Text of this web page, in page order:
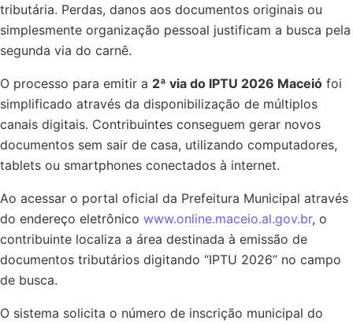
tributária. Perdas, danos aos documentos originais ou
simplesmente organização pessoal justificam a busca pela
segunda via do carnê.
O processo para emitir a 2ª via do IPTU 2026 Maceió foi
simplificado através da disponibilização de múltiplos
canais digitais. Contribuintes conseguem gerar novos
documentos sem sair de casa, utilizando computadores,
tablets ou smartphones conectados à internet.
Ao acessar o portal oficial da Prefeitura Municipal através
do endereço eletrônico www.online.maceio.al.gov.br, o
contribuinte localiza a área destinada à emissão de
documentos tributários digitando “IPTU 2026” no campo
de busca.
O sistema solicita o número de inscrição municipal do